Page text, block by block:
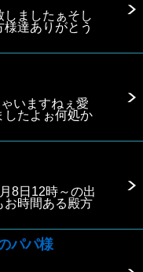
しましたぁそし
達ありがとう
いますねぇ愛
したよぉ何処か
8日12時～の出
お時間ある殿方
パパ様